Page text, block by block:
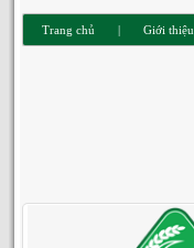
Trang chủ | Giới thiệu